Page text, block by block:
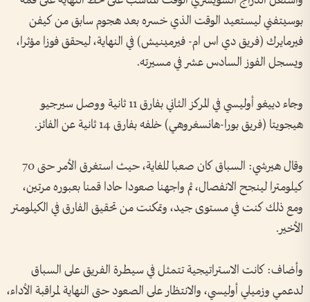
بوسيتفني ليستعيد الوقت الذي خسره بعد هجوم سابق من كيفن
فيرمايرك (فريق دي اس ام- فيرمينيش) في النهاية، ليحقق فوزا مؤثرا،
ويسجل الفوز السادس عشر في مسيرته.
وجاء دييغو أوليسي في المركز الثاني بفارق 11 ثانية ووصل سيرجيو
هيجويتا (فريق بورا-هانسغروهي) خلفه بفارق 14 ثانية عن الفائز.
وقال هيرشي: السباق كان صعبا للغاية، حيث استغرق الأمر حتى 70
كيلومترا لينجح الانفصال، ثم واجهنا صعودا حادا قمنا بعبوره مرتين،
ومع ذلك كنت في مستوى جيد، وتمكنت من تحقيق الفارق في الكيلومتر
الأخير.
وأضاف: كانت الاستراتيجية تتمثل في سيطرة الفريق على السباق
لدعمي وزميلي أوليسي، والانتظار على الصعود حتى النهاية لمراقبة الأداء،